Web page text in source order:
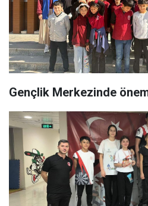
Gençlik Merkezinde